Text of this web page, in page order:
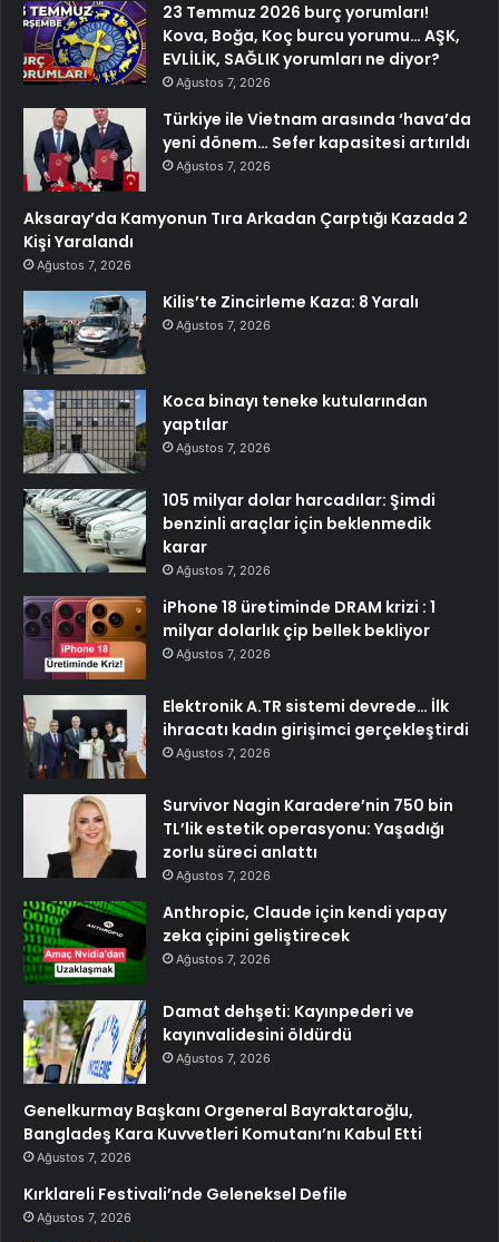
23 Temmuz 2026 burç yorumları!
Kova, Boğa, Koç burcu yorumu… AŞK,
EVLİLİK, SAĞLIK yorumları ne diyor?
Ağustos 7, 2026
Türkiye ile Vietnam arasında ‘hava’da
yeni dönem… Sefer kapasitesi artırıldı
Ağustos 7, 2026
Aksaray’da Kamyonun Tıra Arkadan Çarptığı Kazada 2
Kişi Yaralandı
Ağustos 7, 2026
Kilis’te Zincirleme Kaza: 8 Yaralı
Ağustos 7, 2026
Koca binayı teneke kutularından
yaptılar
Ağustos 7, 2026
105 milyar dolar harcadılar: Şimdi
benzinli araçlar için beklenmedik
karar
Ağustos 7, 2026
iPhone 18 üretiminde DRAM krizi : 1
milyar dolarlık çip bellek bekliyor
Ağustos 7, 2026
Elektronik A.TR sistemi devrede… İlk
ihracatı kadın girişimci gerçekleştirdi
Ağustos 7, 2026
Survivor Nagin Karadere’nin 750 bin
TL’lik estetik operasyonu: Yaşadığı
zorlu süreci anlattı
Ağustos 7, 2026
Anthropic, Claude için kendi yapay
zeka çipini geliştirecek
Ağustos 7, 2026
Damat dehşeti: Kayınpederi ve
kayınvalidesini öldürdü
Ağustos 7, 2026
Genelkurmay Başkanı Orgeneral Bayraktaroğlu,
Bangladeş Kara Kuvvetleri Komutanı’nı Kabul Etti
Ağustos 7, 2026
Kırklareli Festivali’nde Geleneksel Defile
Ağustos 7, 2026